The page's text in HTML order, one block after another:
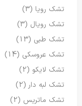
تشک رویا (3)
تشک رویال (3)
تشک طبی (13)
تشک عروسکی (14)
تشک لایکو (2)
تشک لبه دار (2)
تشک ماتریس (2)